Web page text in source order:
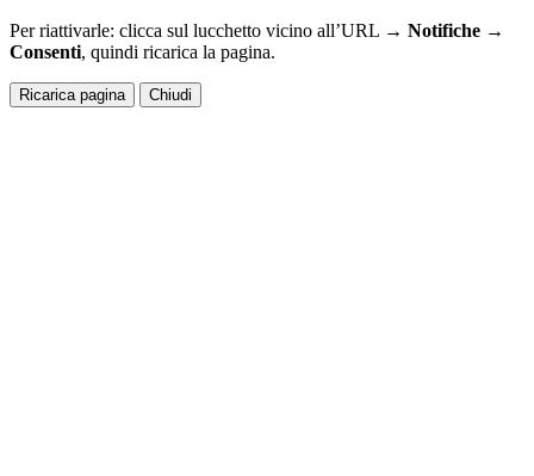
Per riattivarle: clicca sul lucchetto vicino all’URL → Notifiche →
Consenti, quindi ricarica la pagina.
Ricarica pagina Chiudi